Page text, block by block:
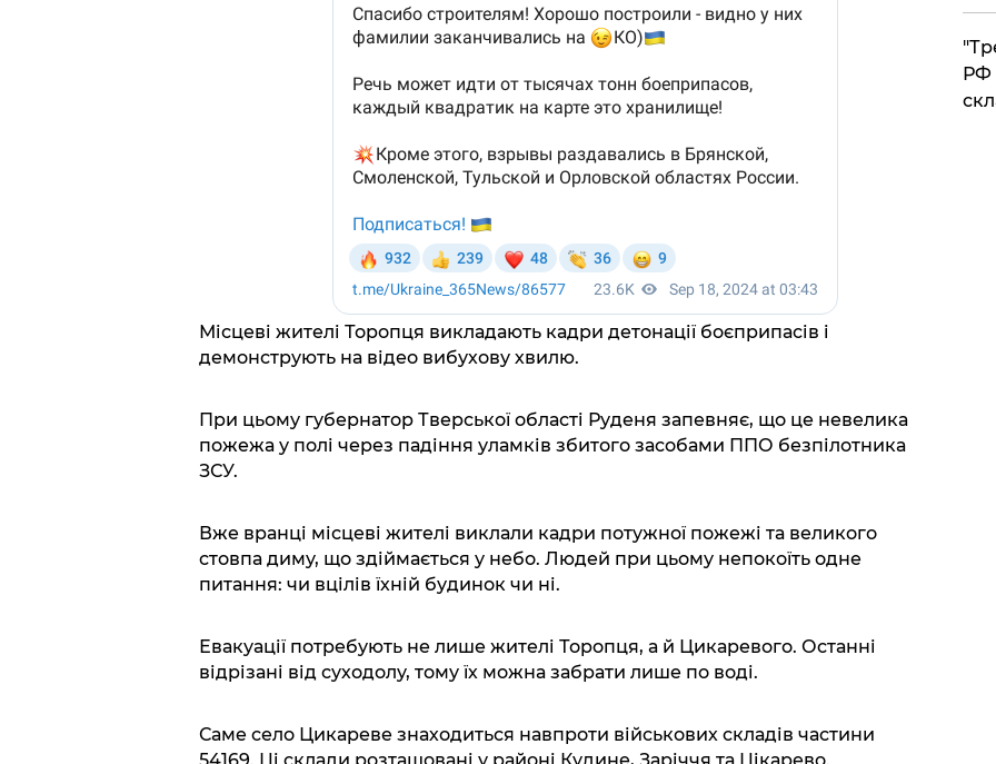
Місцеві жителі Торопця викладають кадри детонації боєприпасів і
демонструють на відео вибухову хвилю.
При цьому губернатор Тверської області Руденя запевняє, що це невелика
пожежа у полі через падіння уламків збитого засобами ППО безпілотника
ЗСУ.
Вже вранці місцеві жителі виклали кадри потужної пожежі та великого
стовпа диму, що здіймається у небо. Людей при цьому непокоїть одне
питання: чи вцілів їхній будинок чи ні.
Евакуації потребують не лише жителі Торопця, а й Цикаревого. Останні
відрізані від суходолу, тому їх можна забрати лише по воді.
Саме село Цикареве знаходиться навпроти військових складів частини
РФ